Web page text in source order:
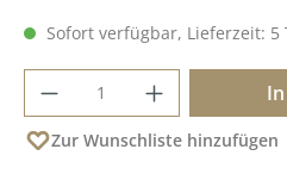
Sofort verfügbar, Lieferzeit: 5
Produkt Anzahl:
Zur Wunschliste hinzufügen